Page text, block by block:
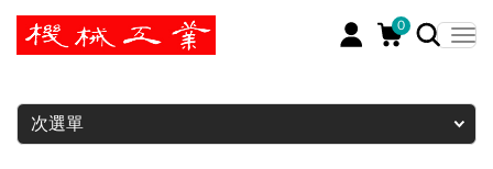
0
暫停
次選單